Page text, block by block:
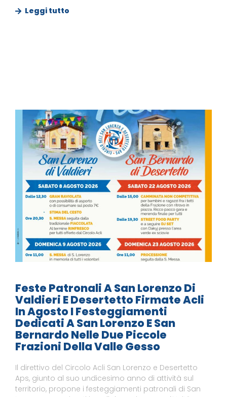
Leggi tutto
Feste Patronali A San Lorenzo Di
Valdieri E Desertetto Firmate Acli
In Agosto I Festeggiamenti
Dedicati A San Lorenzo E San
Bernardo Nelle Due Piccole
Frazioni Della Valle Gesso
Il direttivo del Circolo Acli San Lorenzo e Desertetto
Aps, giunto al suo undicesimo anno di attività sul
territorio, propone i festeggiamenti patronali di San